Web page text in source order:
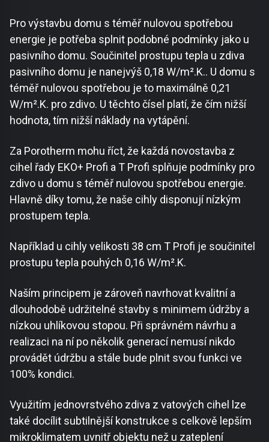
Pro výstavbu domu s téměř nulovou spotřebou
energie je potřeba splnit podobné podmínky jako u
pasivního domu. Součinitel prostupu tepla u zdiva
pasivního domu je nanejvýš 0,18 W/m².K.. U domu s
téměř nulovou spotřebou je to maximálně 0,21
W/m².K. pro zdivo. U těchto čísel platí, že čím nižší
hodnota, tím nižší náklady na vytápění.
Za Porotherm mohu říct, že každá novostavba z
cihel řady EKO+ Profi a T Profi splňuje podmínky pro
zdivo u domu s téměř nulovou spotřebou energie.
Hlavně díky tomu, že naše cihly disponují nízkým
prostupem tepla.
Například u cihly velikosti 38 cm T Profi je součinitel
prostupu tepla pouhých 0,16 W/m².K.
Naším principem je zároveň navrhovat kvalitní a
dlouhodobě udržitelné stavby s minimem údržby a
nízkou uhlíkovou stopou. Při správném návrhu a
realizaci na ní po několik generací nemusí nikdo
provádět údržbu a stále bude plnit svou funkci ve
100% kondici.
Využitím jednovrstvého zdiva z vatových cihel lze
také docílit subtilnější konstrukce s celkově lepším
mikroklimatem uvnitř objektu než u zateplení